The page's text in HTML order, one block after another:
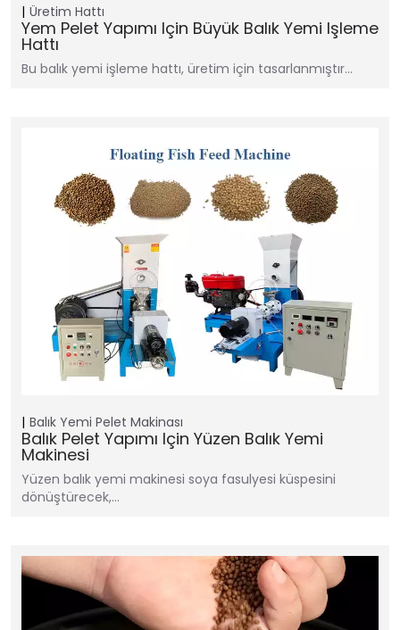
Üretim Hattı
Yem Pelet Yapımı Için Büyük Balık Yemi Işleme
Hattı
Bu balık yemi işleme hattı, üretim için tasarlanmıştır…
Balık Yemi Pelet Makinası
Balık Pelet Yapımı Için Yüzen Balık Yemi
Makinesi
Yüzen balık yemi makinesi soya fasulyesi küspesini
dönüştürecek,…